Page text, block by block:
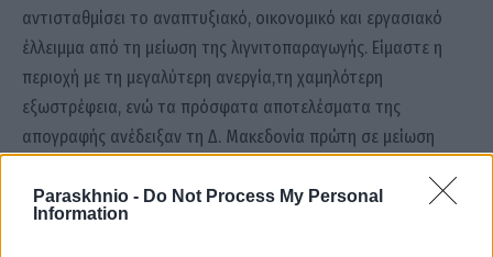
Paraskhnio - Do Not Process My Personal
Information
αντισταθμίσει το αναπτυξιακό, οικονομικό και εργασιακό
έλλειμμα από τη μείωση της λιγνιτοπαραγωγής. Είμαστε η
περιοχή με τη μεγαλύτερη ανεργία,τη χαμηλότερη
εξωστρέφεια, ενώ τα πρόσφατα αποτελέσματα της
απογραφής ανέδειξαν τη Δ. Μακεδονία πρώτη σε μείωση
μας μίκρυνε πολύ τα προηγούμενα χρόνια και υπάρχουν
βαριές ευθύνες όσων κατείχαν πολιτικές ή άλλες καίριες